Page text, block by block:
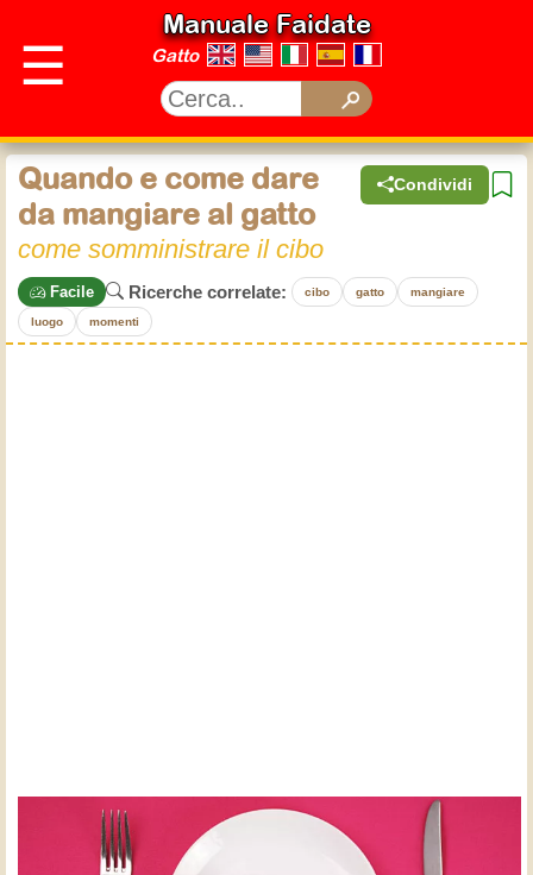
☰
Manuale Faidate
Gatto
Condividi
Quando e come dare
da mangiare al gatto
come somministrare il cibo
Facile Ricerche correlate: cibo gatto mangiare
luogo momenti